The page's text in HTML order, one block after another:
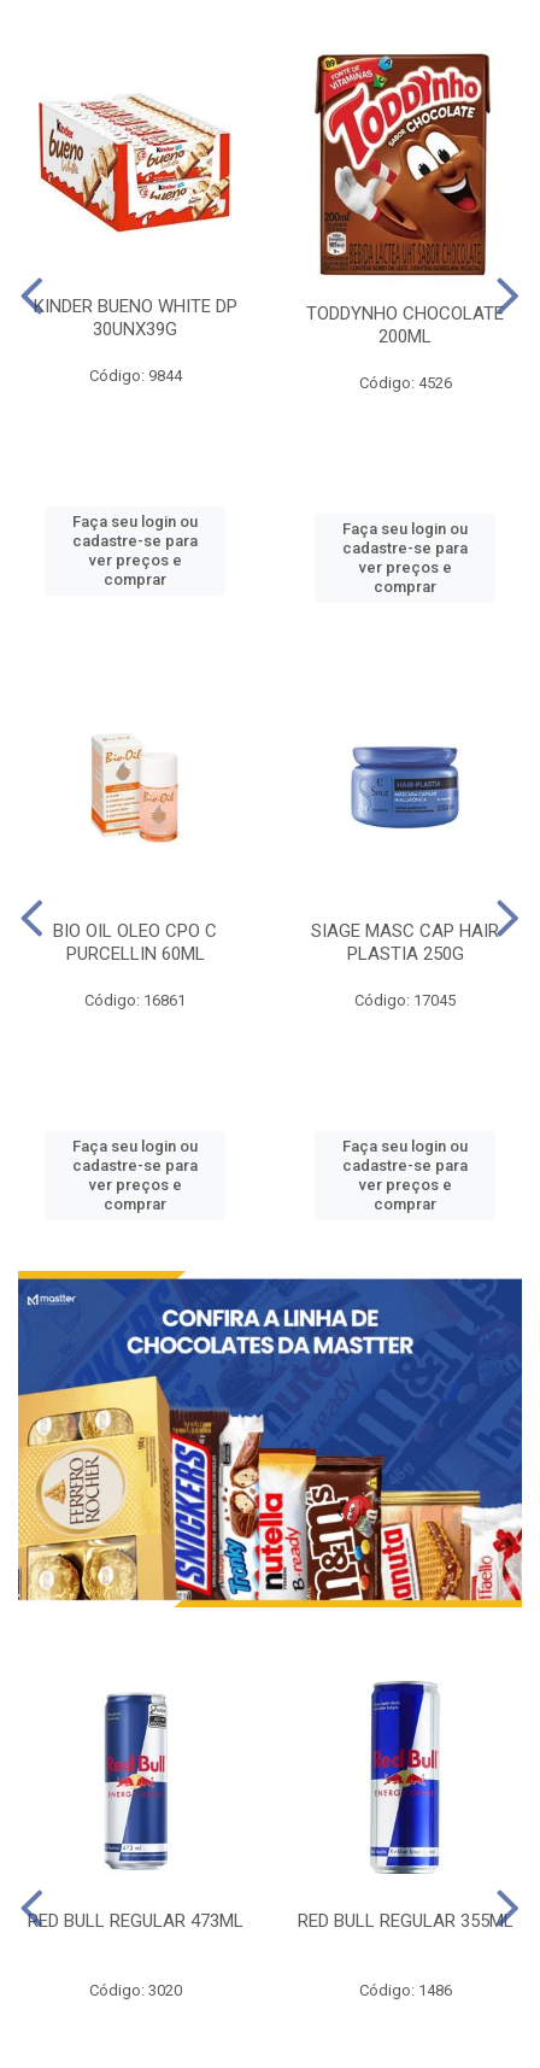
KINDER BUENO WHITE DP
30UNX39G
Código: 9844
Faça seu login ou
cadastre-se para
ver preços e
comprar
TODDYNHO CHOCOLATE
200ML
Código: 4526
Faça seu login ou
cadastre-se para
ver preços e
comprar
BIO OIL OLEO CPO C
PURCELLIN 60ML
Código: 16861
Faça seu login ou
cadastre-se para
ver preços e
comprar
SIAGE MASC CAP HAIR
PLASTIA 250G
Código: 17045
Faça seu login ou
cadastre-se para
ver preços e
comprar
RED BULL REGULAR 473ML
Código: 3020
RED BULL REGULAR 355ML
Código: 1486